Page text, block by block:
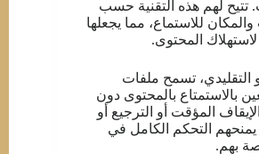
تتيح لهم هذه التقنية حسب
للاستماع، مما يجعلها
المحتوى.
التقليدي، تسمح ملفات
بالاستمتاع بالمحتوى دون
المؤقت أو الترجيع أو
يمنحهم التحكم الكامل في
بهم.